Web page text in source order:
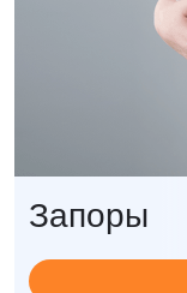
Запоры